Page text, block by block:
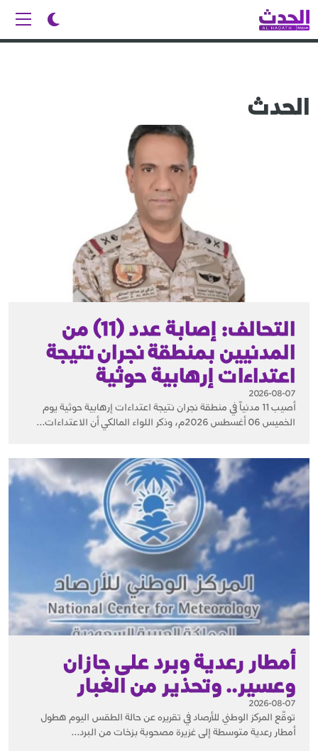
الحدث
التحالف: إصابة عدد (11) من
المدنيين بمنطقة نجران نتيجة
اعتداءات إرهابية حوثية
2026-08-07
أصيب 11 مدنياً في منطقة نجران نتيجة اعتداءات إرهابية حوثية يوم
الخميس 06 أغسطس 2026م، وذكر اللواء المالكي أن الاعتداءات...
أمطار رعدية وبرد على جازان
وعسير.. وتحذير من الغبار
2026-08-07
توقّع المركز الوطني للأرصاد في تقريره عن حالة الطقس اليوم هطول
أمطار رعدية متوسطة إلى غزيرة مصحوبة بزخات من البرد...